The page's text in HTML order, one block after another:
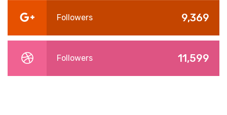
Followers 9,369
Followers 11,599